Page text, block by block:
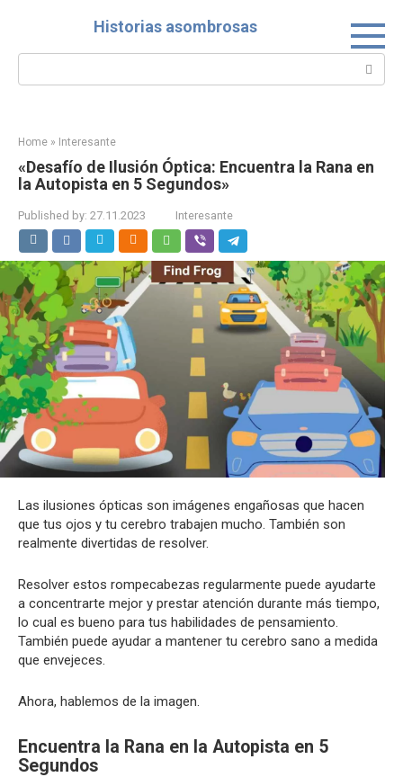
Historias asombrosas
Search:
Home » Interesante
«Desafío de Ilusión Óptica: Encuentra la Rana en
la Autopista en 5 Segundos»
Published by: 27.11.2023 Interesante
Las ilusiones ópticas son imágenes engañosas que hacen
que tus ojos y tu cerebro trabajen mucho. También son
realmente divertidas de resolver.
Resolver estos rompecabezas regularmente puede ayudarte
a concentrarte mejor y prestar atención durante más tiempo,
lo cual es bueno para tus habilidades de pensamiento.
También puede ayudar a mantener tu cerebro sano a medida
que envejeces.
Ahora, hablemos de la imagen.
Encuentra la Rana en la Autopista en 5
Segundos